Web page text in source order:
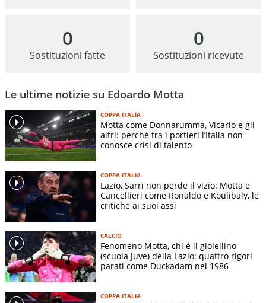
0
Sostituzioni fatte
0
Sostituzioni ricevute
Le ultime notizie su Edoardo Motta
COPPA ITALIA
Motta come Donnarumma, Vicario e gli
altri: perché tra i portieri l’Italia non
conosce crisi di talento
COPPA ITALIA
Lazio, Sarri non perde il vizio: Motta e
Cancellieri come Ronaldo e Koulibaly, le
critiche ai suoi assi
CALCIO
Fenomeno Motta, chi è il gioiellino
(scuola Juve) della Lazio: quattro rigori
parati come Duckadam nel 1986
COPPA ITALIA